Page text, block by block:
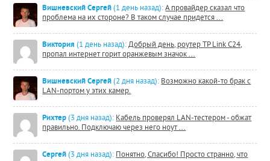
Вишневский Сергей (1 день назад): А провайдер сказал что
проблема на их стороне? В таком случае придется ...
Виктория (1 день назад): Добрый день, роутер TP Link C24,
пропал интернет горит оранжевым значок ...
Вишневский Сергей (2 дня назад): Возможно какой-то брак с
LAN-портом у этих камер.
Рихтер (3 дня назад): Кабель проверял LAN-тестером - обжат
правильно. Подключаю через него ноут ...
Сергей (3 дня назад): Понятно, Спасибо! Просто странно, что